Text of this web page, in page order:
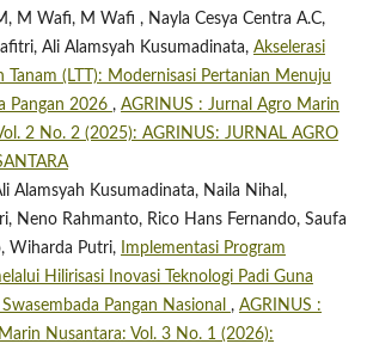
M Wafi, M Wafi , Nayla Cesya Centra A.C,
Ali Alamsyah Kusumadinata, Akselerasi
Tanam (LTT): Modernisasi Pertanian Menuju
Pangan 2026 , AGRINUS : Jurnal Agro Marin
2 No. 2 (2025): AGRINUS: JURNAL AGRO
Alamsyah Kusumadinata, Naila Nihal,
Neno Rahmanto, Rico Hans Fernando, Saufa
Wiharda Putri,
Implementasi Program
Hilirisasi Inovasi Teknologi Padi Guna
Pangan Nasional , AGRINUS :
Nusantara: Vol. 3 No. 1 (2026):